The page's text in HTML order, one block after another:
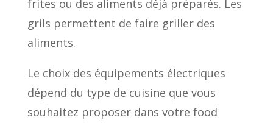
frites ou des aliments déjà préparés. Les
grils permettent de faire griller des
aliments.
Le choix des équipements électriques
dépend du type de cuisine que vous
souhaitez proposer dans votre food